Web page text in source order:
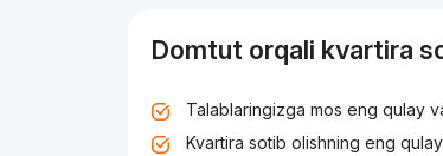
Domtut orqali kvartira
Talablaringizga mos eng qulay
Kvartira sotib olishning eng